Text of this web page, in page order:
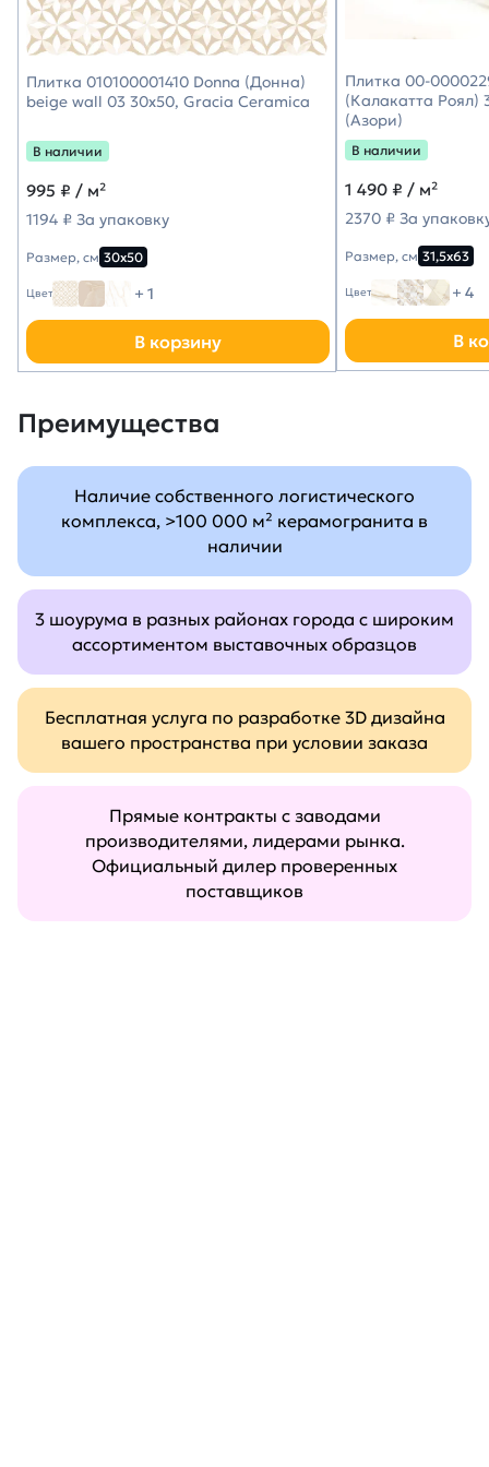
Плитка 010100001410 Donna (Донна)
beige wall 03 30х50, Gracia Ceramica
В наличии
995 ₽ / м²
1194 ₽ За упаковку
Размер, см 30х50
Цвет + 1
В корзину
Плитка 00-
(Калакатта Роял)
(Азори)
В наличии
1 490 ₽ / м²
2370 ₽ За
Размер, см 31,5х63
Цвет + 4
В
Преимущества
Наличие собственного логистического
комплекса, >100 000 м² керамогранита в
наличии
3 шоурума в разных районах города с широким
ассортиментом выставочных образцов
Бесплатная услуга по разработке 3D дизайна
вашего пространства при условии заказа
Прямые контракты с заводами
производителями, лидерами рынка.
Официальный дилер проверенных
поставщиков